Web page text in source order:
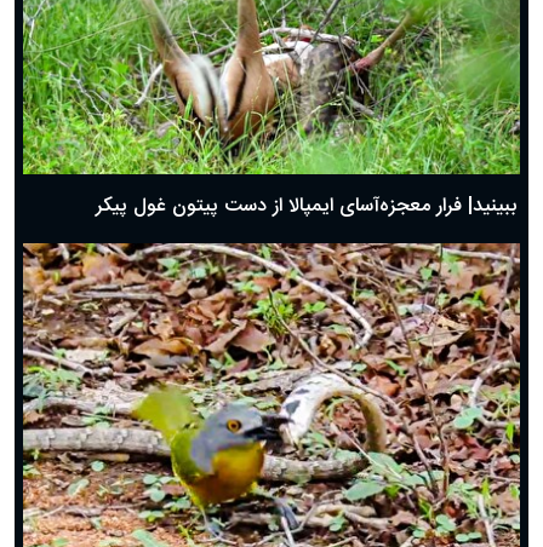
ببینید| فرار معجزه‌آسای ایمپالا از دست پیتون غول پیکر